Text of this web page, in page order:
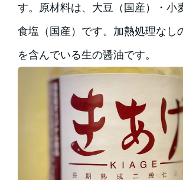
す。原材料は、大豆（国産）・小
食塩（国産）です。加熱処理なし
を含んでいる生の醤油です。